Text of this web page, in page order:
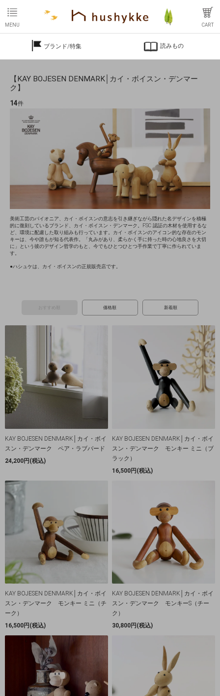
MENU CART
ブランド/特集 読みもの
【KAY BOJESEN DENMARK│カイ・ボイスン・デンマー
ク】
14件
美術工芸のパイオニア、カイ・ボイスンの意志を引き継ぎながら隠れた名デザインを積極
的に復刻しているブランド、カイ・ボイスン・デンマーク。FSC 認証の木材を使用するな
ど、環境に配慮した取り組みも行っています。カイ・ボイスンのアイコン的な存在のモン
キーは、今や誰もが知る代表作。「丸みがあり、柔らかく手に持った時の心地良さを大切
に」という彼のデザイン哲学のもと、今でもひとつひとつ手作業で丁寧に作られていま
す。
●ハシュケは、カイ・ボイスンの正規販売店です。
おすすめ順 価格順 新着順
KAY BOJESEN DENMARK│カイ・ボイ
スン・デンマーク ペア・ラブバード
24,200円(税込)
KAY BOJESEN DENMARK│カイ・ボイ
スン・デンマーク モンキー ミニ（ブ
ラック）
16,500円(税込)
KAY BOJESEN DENMARK│カイ・ボイ
スン・デンマーク モンキー ミニ（チ
ーク）
16,500円(税込)
KAY BOJESEN DENMARK│カイ・ボイ
スン・デンマーク モンキーS（チー
ク）
30,800円(税込)